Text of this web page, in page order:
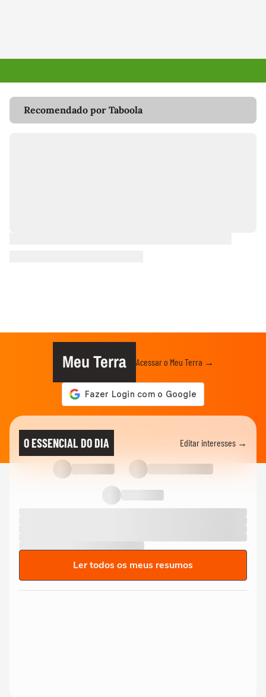
Recomendado por Taboola
Meu Terra Acessar o Meu Terra →
O ESSENCIAL DO DIA Editar interesses →
Ler todos os meus resumos